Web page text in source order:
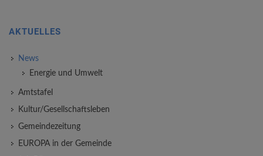
AKTUELLES
News
Energie und Umwelt
Amtstafel
Kultur/Gesellschaftsleben
Gemeindezeitung
EUROPA in der Gemeinde